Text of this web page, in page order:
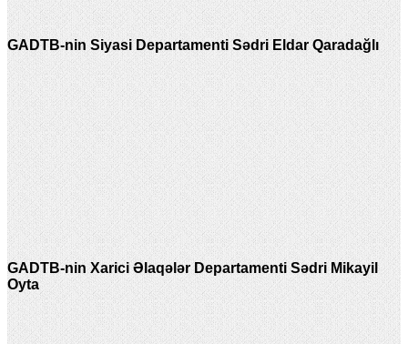
GADTB-nin Siyasi Departamenti Sədri Eldar Qaradağlı
GADTB-nin Xarici Əlaqələr Departamenti Sədri Mikayil
Oyta